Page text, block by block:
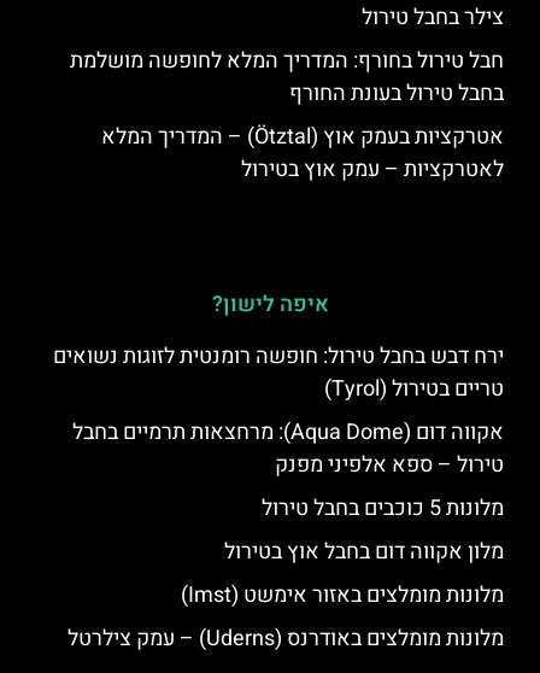
צילר בחבל טירול
חבל טירול בחורף: המדריך המלא לחופשה מושלמת
בחבל טירול בעונת החורף
אטרקציות בעמק אוץ (Ötztal) – המדריך המלא
לאטרקציות – עמק אוץ בטירול
איפה לישון?
ירח דבש בחבל טירול: חופשה רומנטית לזוגות נשואים
טריים בטירול (Tyrol)
אקווה דום (Aqua Dome): מרחצאות תרמיים בחבל
טירול – ספא אלפיני מפנק
מלונות 5 כוכבים בחבל טירול
מלון אקווה דום בחבל אוץ בטירול
מלונות מומלצים באזור אימשט (Imst)
מלונות מומלצים באודרנס (Uderns) – עמק צילרטל